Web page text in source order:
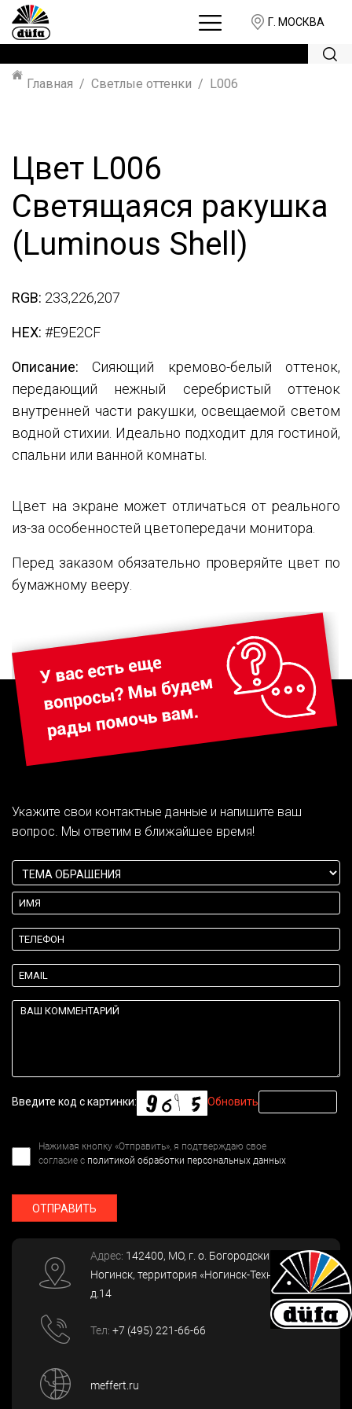
Г. МОСКВА
Главная Светлые оттенки L006
Цвет L006
Светящаяся ракушка
(Luminous Shell)
RGB: 233,226,207
HEX: #E9E2CF
Описание: Сияющий кремово-белый оттенок,
передающий нежный серебристый оттенок
внутренней части ракушки, освещаемой светом
водной стихии. Идеально подходит для гостиной,
спальни или ванной комнаты.
Цвет на экране может отличаться от реального
из-за особенностей цветопередачи монитора.
Перед заказом обязательно проверяйте цвет по
бумажному вееру.
Укажите свои контактные данные и напишите ваш
вопрос. Мы ответим в ближайшее время!
Введите код с картинки: Обновить
Нажимая кнопку «Отправить», я подтверждаю свое
согласие с политикой обработки персональных данных
ОТПРАВИТЬ
Адрес: 142400, МО, г. о. Богородский, г.
Ногинск, территория «Ногинск-Технопарк»,
д.14
Тел: +7 (495) 221-66-66
meffert.ru